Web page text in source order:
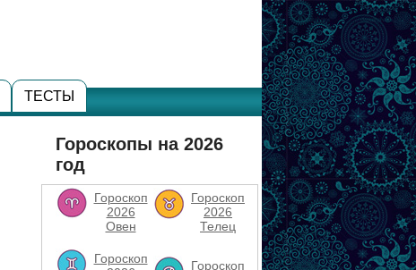
ТЕСТЫ
Гороскопы на 2026
год
Гороскоп
2026
Овен
Гороскоп
2026
Телец
Гороскоп
Гороскоп